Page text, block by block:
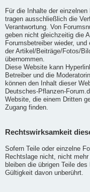
Für die Inhalte der
tragen ausschließlich die
Verantwortung. Von
geben nicht gleichzeitig die
Forumsbetreiber wieder,
der Artikel/Beiträge/Fotos/
übernommen.
Diese Website kann
Betreiber und die
können den Inhalt dieser
Deutsches-Pflanzen-
Website, die einem Dritten
Zugang finden.
Rechtswirksamkeit
Sofern Teile oder einzelne
Rechtslage nicht, nicht
bleiben die übrigen Teile
Gültigkeit davon unberührt.